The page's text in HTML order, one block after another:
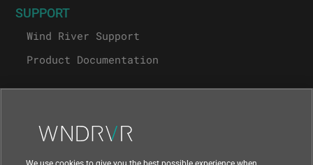
SUPPORT
Wind River Support
Product Documentation
About Wind River